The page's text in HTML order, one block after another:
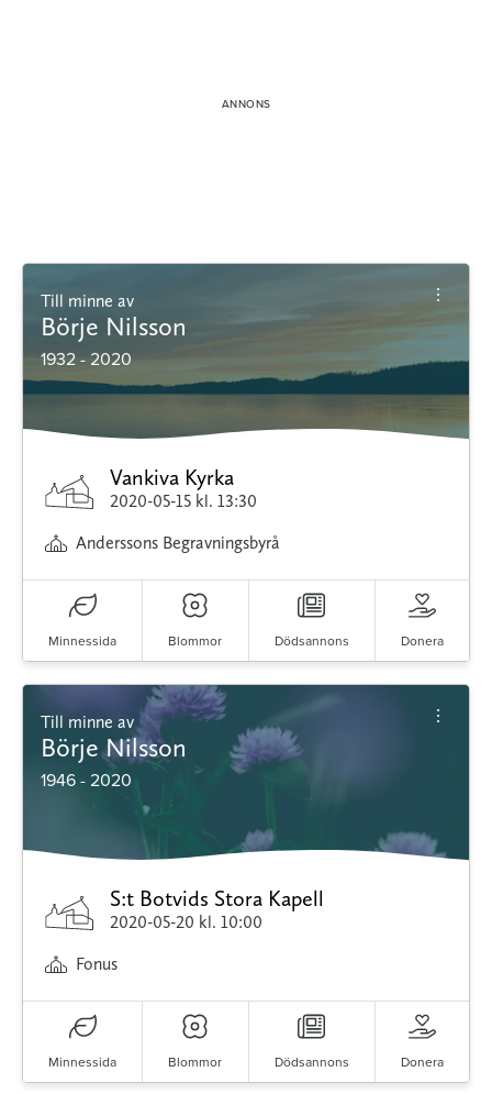
Till minne av
Börje Nilsson
1932 - 2020
Vankiva Kyrka
2020-05-15 kl. 13:30
Anderssons Begravningsbyrå
Minnessida Blommor Dödsannons Donera
Till minne av
Börje Nilsson
1946 - 2020
S:t Botvids Stora Kapell
2020-05-20 kl. 10:00
Fonus
Minnessida Blommor Dödsannons Donera